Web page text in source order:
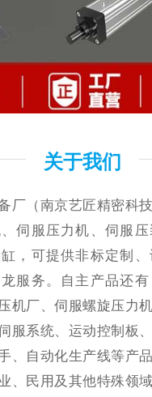
关于我们
厂（南京艺匠精密科
伺服压力机、伺服
，可提供非标定制
服务。自主产品还
机厂、伺服螺旋压力
服系统、运动控制板
、自动化生产线等产
、民用及其他特殊领